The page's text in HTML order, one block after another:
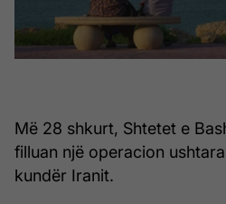
Më 28 shkurt, Shtetet e
filluan një operacion
kundër Iranit.